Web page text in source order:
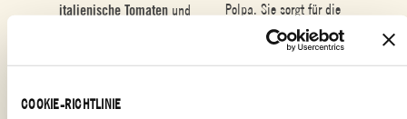
COOKIE-RICHTLINIE
italienische Tomatenund
unserenhohen
Polpa. Sie sorgt für die
rustikale Texturund die
Geschmacksintensitätunserer
Pasta Saucen.